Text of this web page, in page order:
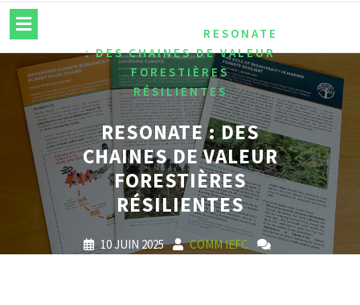
RESONATE
: DES CHAINES DE VALEUR
FORESTIÈRES
RÉSILIENTES
RESONATE : DES
CHAINES DE VALEUR
FORESTIÈRES
RÉSILIENTES
10 JUIN 2025
COMM IEFC